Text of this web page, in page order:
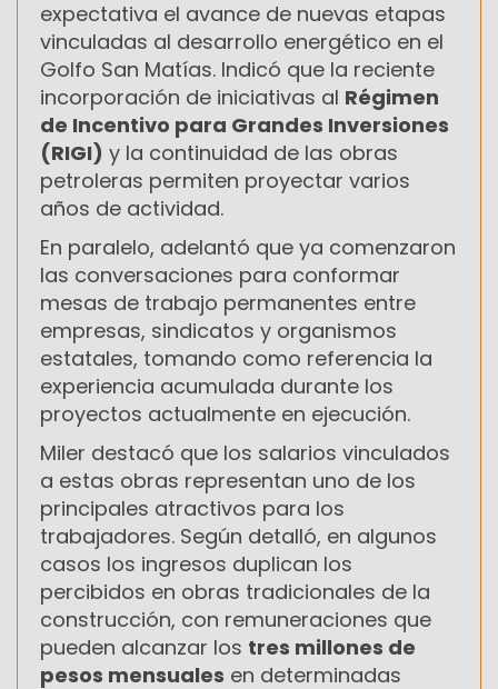
expectativa el avance de nuevas etapas
vinculadas al desarrollo energético en el
Golfo San Matías. Indicó que la reciente
incorporación de iniciativas al Régimen
de Incentivo para Grandes Inversiones
(RIGI) y la continuidad de las obras
petroleras permiten proyectar varios
años de actividad.
En paralelo, adelantó que ya comenzaron
las conversaciones para conformar
mesas de trabajo permanentes entre
empresas, sindicatos y organismos
estatales, tomando como referencia la
experiencia acumulada durante los
proyectos actualmente en ejecución.
Miler destacó que los salarios vinculados
a estas obras representan uno de los
principales atractivos para los
trabajadores. Según detalló, en algunos
casos los ingresos duplican los
percibidos en obras tradicionales de la
construcción, con remuneraciones que
pueden alcanzar los tres millones de
pesos mensuales en determinadas